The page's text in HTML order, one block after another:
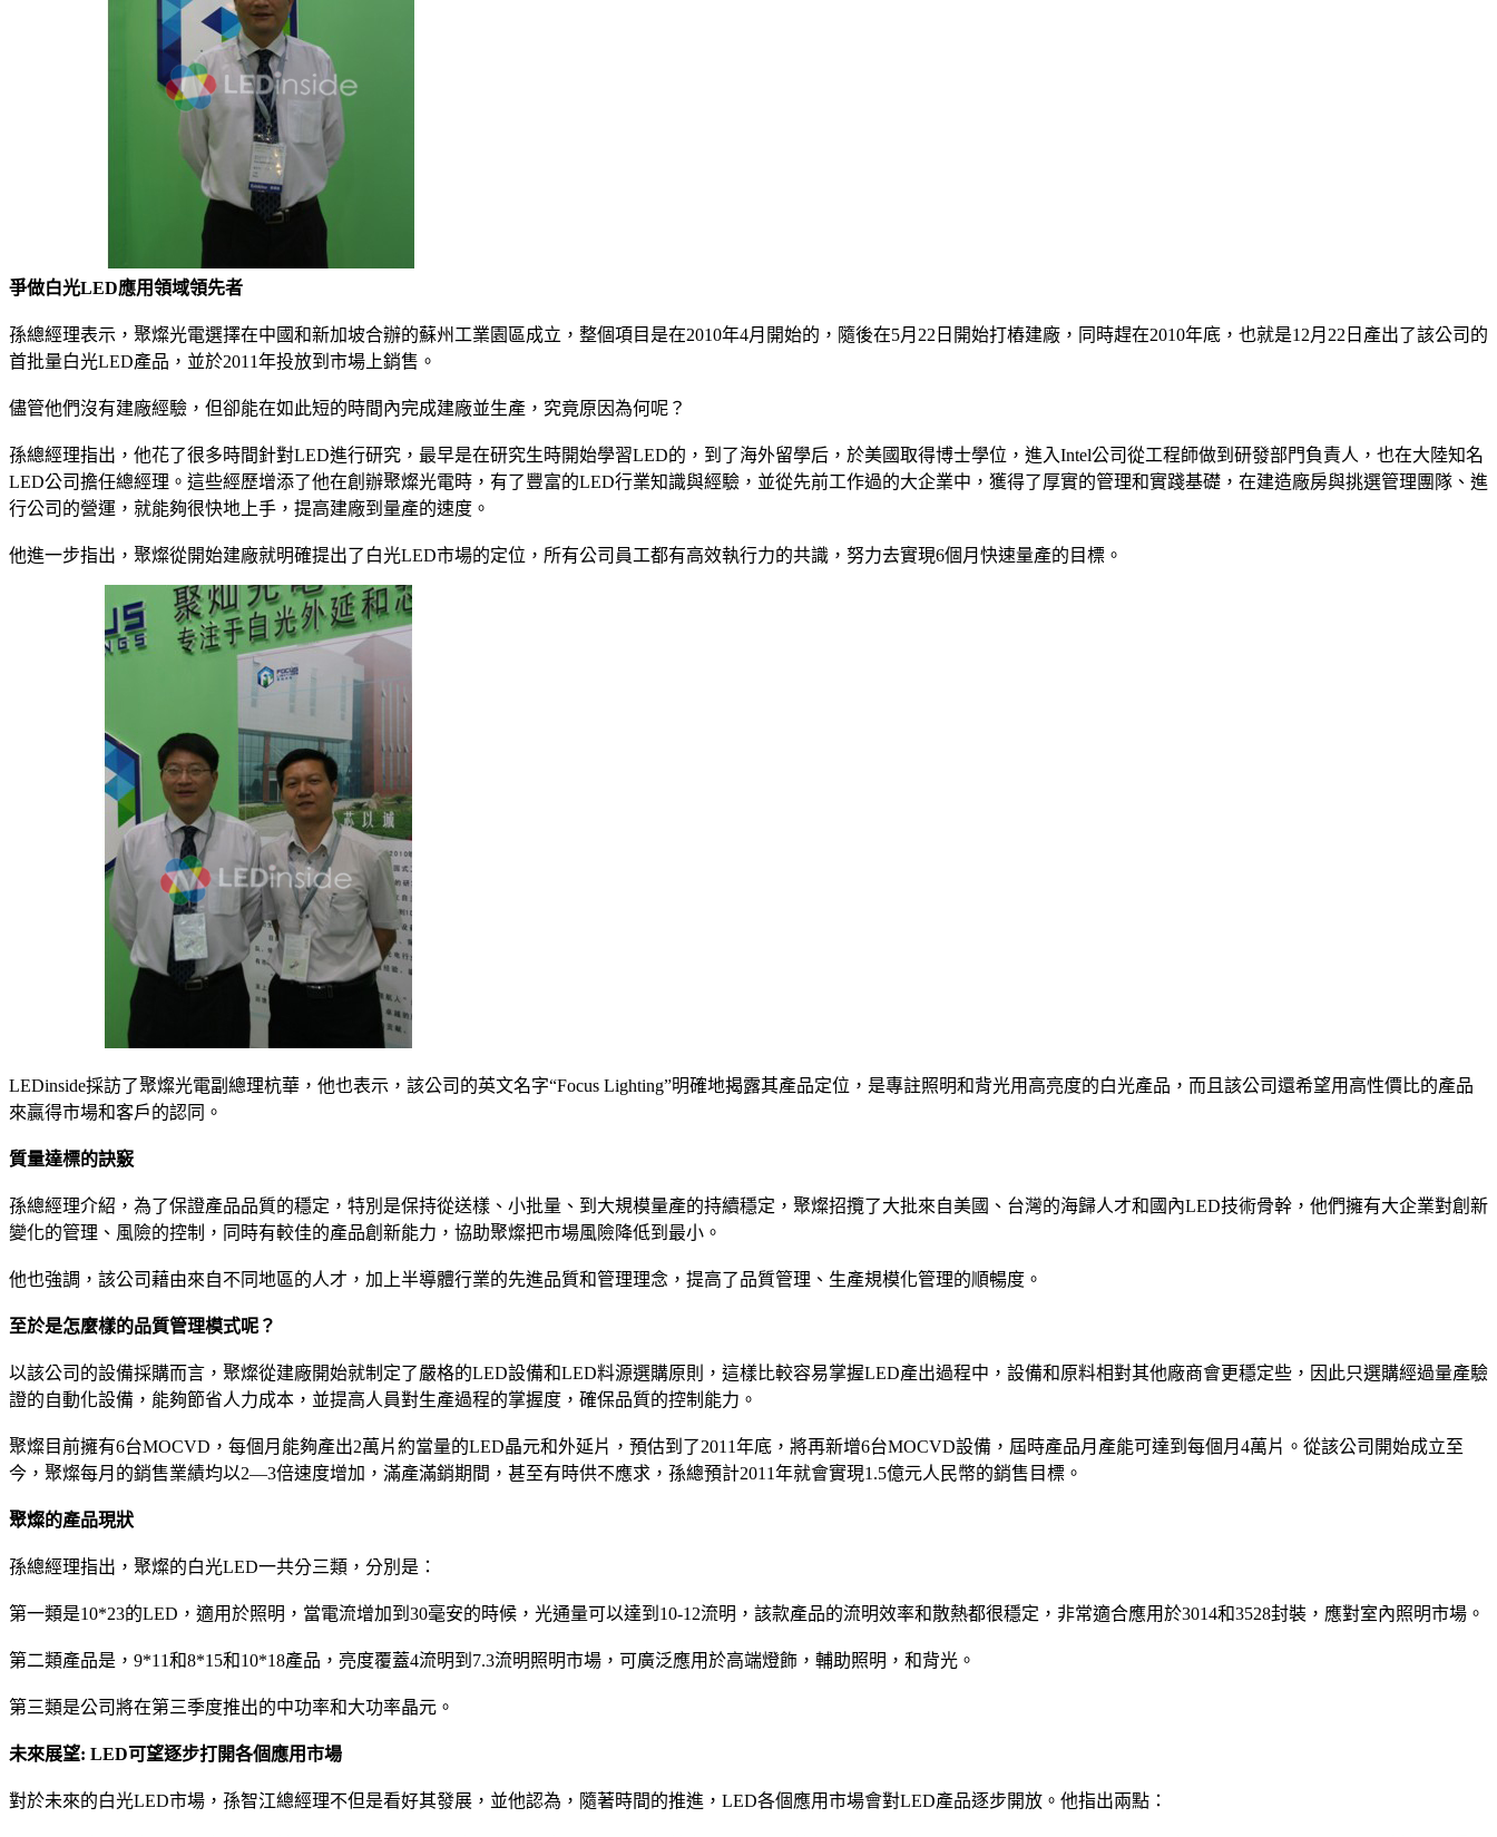
爭做白光LED應用領域領先者
孫總經理表示，聚燦光電選擇在中國和新加坡合辦的蘇州工業園區成立，整個項目是在2010年4月開始的，隨後在5月22日開始打樁建廠，同時趕在2010年底，也就是12月22日產出了該公司的
首批量白光LED產品，並於2011年投放到市場上銷售。
儘管他們沒有建廠經驗，但卻能在如此短的時間內完成建廠並生產，究竟原因為何呢？
孫總經理指出，他花了很多時間針對LED進行研究，最早是在研究生時開始學習LED的，到了海外留學后，於美國取得博士學位，進入Intel公司從工程師做到研發部門負責人，也在大陸知名
LED公司擔任總經理。這些經歷增添了他在創辦聚燦光電時，有了豐富的LED行業知識與經驗，並從先前工作過的大企業中，獲得了厚實的管理和實踐基礎，在建造廠房與挑選管理團隊、進
行公司的營運，就能夠很快地上手，提高建廠到量產的速度。
他進一步指出，聚燦從開始建廠就明確提出了白光LED市場的定位，所有公司員工都有高效執行力的共識，努力去實現6個月快速量產的目標。
LEDinside採訪了聚燦光電副總理杭華，他也表示，該公司的英文名字“Focus Lighting”明確地揭露其產品定位，是專註照明和背光用高亮度的白光產品，而且該公司還希望用高性價比的產品
來贏得市場和客戶的認同。
質量達標的訣竅
孫總經理介紹，為了保證產品品質的穩定，特別是保持從送樣、小批量、到大規模量產的持續穩定，聚燦招攬了大批來自美國、台灣的海歸人才和國內LED技術骨幹，他們擁有大企業對創新
變化的管理、風險的控制，同時有較佳的產品創新能力，協助聚燦把市場風險降低到最小。
他也強調，該公司藉由來自不同地區的人才，加上半導體行業的先進品質和管理理念，提高了品質管理、生產規模化管理的順暢度。
至於是怎麼樣的品質管理模式呢？
以該公司的設備採購而言，聚燦從建廠開始就制定了嚴格的LED設備和LED料源選購原則，這樣比較容易掌握LED產出過程中，設備和原料相對其他廠商會更穩定些，因此只選購經過量產驗
證的自動化設備，能夠節省人力成本，並提高人員對生產過程的掌握度，確保品質的控制能力。
聚燦目前擁有6台MOCVD，每個月能夠產出2萬片約當量的LED晶元和外延片，預估到了2011年底，將再新增6台MOCVD設備，屆時產品月產能可達到每個月4萬片。從該公司開始成立至
今，聚燦每月的銷售業績均以2—3倍速度增加，滿產滿銷期間，甚至有時供不應求，孫總預計2011年就會實現1.5億元人民幣的銷售目標。
聚燦的產品現狀
孫總經理指出，聚燦的白光LED一共分三類，分別是：
第一類是10*23的LED，適用於照明，當電流增加到30毫安的時候，光通量可以達到10-12流明，該款產品的流明效率和散熱都很穩定，非常適合應用於3014和3528封裝，應對室內照明市場。
第二類產品是，9*11和8*15和10*18產品，亮度覆蓋4流明到7.3流明照明市場，可廣泛應用於高端燈飾，輔助照明，和背光。
第三類是公司將在第三季度推出的中功率和大功率晶元。
未來展望: LED可望逐步打開各個應用市場
對於未來的白光LED市場，孫智江總經理不但是看好其發展，並他認為，隨著時間的推進，LED各個應用市場會對LED產品逐步開放。他指出兩點：